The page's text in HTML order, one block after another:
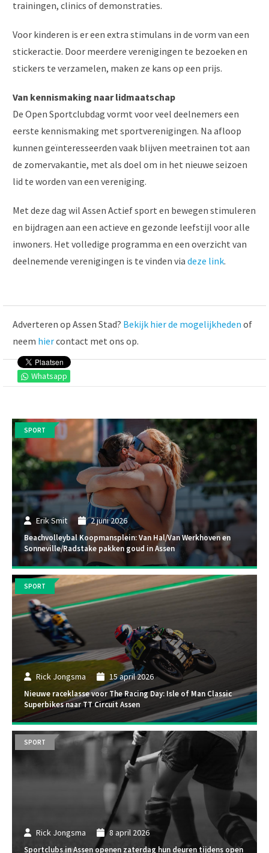
trainingen, clinics of demonstraties.
Voor kinderen is er een extra stimulans in de vorm van een
stickeractie. Door meerdere verenigingen te bezoeken en
stickers te verzamelen, maken ze kans op een prijs.
Van kennismaking naar lidmaatschap
De Open Sportclubdag vormt voor veel deelnemers een
eerste kennismaking met sportverenigingen. Na afloop
kunnen geïnteresseerden vaak blijven meetrainen tot aan
de zomervakantie, met als doel om in het nieuwe seizoen
lid te worden van een vereniging.
Met deze dag wil Assen Actief sport en bewegen stimuleren
en bijdragen aan een actieve en gezonde leefstijl voor alle
inwoners. Het volledige programma en een overzicht van
deelnemende verenigingen is te vinden via deze link.
Whatsapp
Adverteren op Assen Stad? Bekijk hier de mogelijkheden of
neem hiercontact met ons op.
Erik Smit 2 juni 2026
Beachvolleybal Koopmansplein: Van Hal/Van Werkhoven en
Sonneville/Radstake pakken goud in Assen
SPORT
Rick Jongsma 15 april 2026
Nieuwe raceklasse voor The Racing Day: Isle of Man Classic
Superbikes naar TT Circuit Assen
SPORT
Rick Jongsma 8 april 2026
Sportclubs in Assen openen zaterdag hun deuren tijdens open
SPORT